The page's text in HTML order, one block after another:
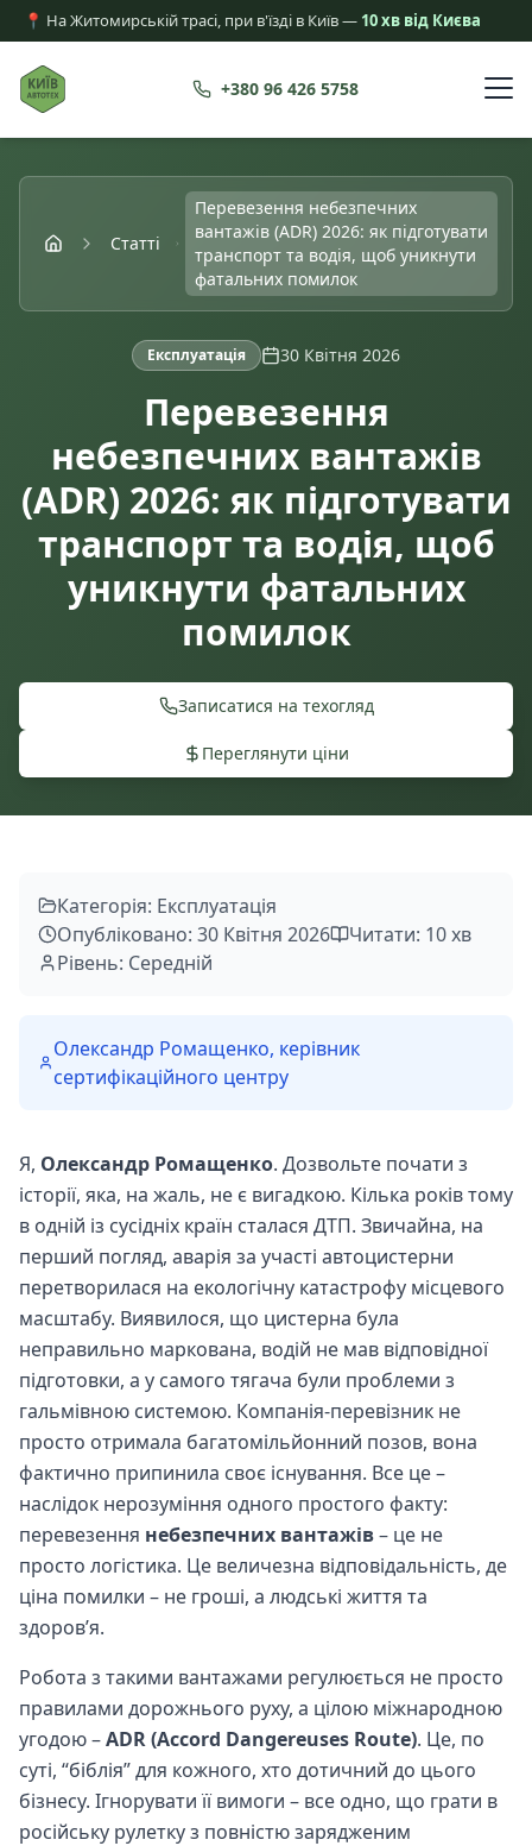
📍 На Житомирській трасі, при в'їзді в Київ — 10 хв від Києва
+380 96 426 5758
Статті
Перевезення небезпечних
вантажів (ADR) 2026: як підготувати
транспорт та водія, щоб уникнути
фатальних помилок
Експлуатація 30 Квітня 2026
Перевезення
небезпечних вантажів
(ADR) 2026: як підготувати
транспорт та водія, щоб
уникнути фатальних
помилок
Записатися на техогляд
Переглянути ціни
Категорія: Експлуатація
Опубліковано: 30 Квітня 2026
Читати: 10 хв
Рівень: Середній
Олександр Ромащенко, керівник
сертифікаційного центру
Я, Олександр Ромащенко. Дозвольте почати з
історії, яка, на жаль, не є вигадкою. Кілька років тому
в одній із сусідніх країн сталася ДТП. Звичайна, на
перший погляд, аварія за участі автоцистерни
перетворилася на екологічну катастрофу місцевого
масштабу. Виявилося, що цистерна була
неправильно маркована, водій не мав відповідної
підготовки, а у самого тягача були проблеми з
гальмівною системою. Компанія-перевізник не
просто отримала багатомільйонний позов, вона
фактично припинила своє існування. Все це –
наслідок нерозуміння одного простого факту:
перевезення небезпечних вантажів– це не
просто логістика. Це величезна відповідальність, де
ціна помилки – не гроші, а людські життя та
здоров’я.
Робота з такими вантажами регулюється не просто
правилами дорожнього руху, а цілою міжнародною
угодою –ADR (Accord Dangereuses Route). Це, по
суті, “біблія” для кожного, хто дотичний до цього
бізнесу. Ігнорувати її вимоги – все одно, що грати в
російську рулетку з повністю зарядженим